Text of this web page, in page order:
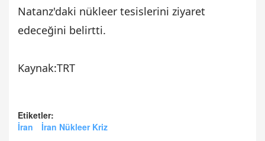
Natanz'daki nükleer tesislerini ziyaret
edeceğini belirtti.
Kaynak:TRT
Etiketler:
İran
İran Nükleer Kriz